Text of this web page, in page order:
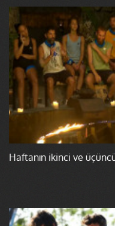
Haftanın ikinci ve